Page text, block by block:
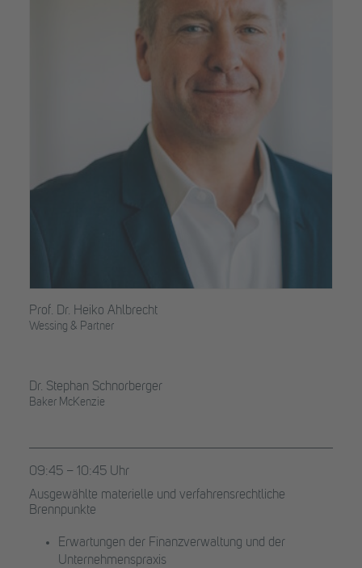
Prof. Dr. Heiko Ahlbrecht
Wessing & Partner
Dr. Stephan Schnorberger
Baker McKenzie
09:45 – 10:45 Uhr
Ausgewählte materielle und verfahrensrechtliche
Brennpunkte
Erwartungen der Finanzverwaltung und der
Unternehmenspraxis